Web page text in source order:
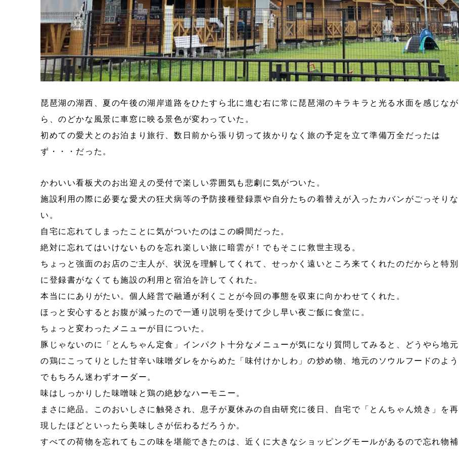
琵琶湖の湖西、夏の午後の湖岸道路をひたすら北に進む右に常に琵琶湖のキラキラと光る水面を感じなが
ら、のどかな風景に車窓に映る景色が変わっていた。
初めての愛犬とのお泊まり旅行、数日前から張り切って抜かりなく旅の予定を立て準備万全だったは
ず・・・だった。
かわいい看板犬のお出迎えの受付で楽しい雰囲気も悲劇に気がついた。
施設利用の際に必要な愛犬の狂犬病等の予防接種登録票や自分たちの着替えが入ったカバンがごっそりな
い。
自宅に忘れてしまったことに気がついたのはこの瞬間だった。
絶対に忘れてはいけないものを忘れ楽しい旅に暗雲が！でもそこに救世主現る。
ちょっと強面のお店のご主人が、状況を理解してくれて、せっかく遠いところ来てくれたのだからと特別
に登録書がなくても施設の利用と宿泊を許してくれた。
本当ににありがたい。個人経営で融通が利くことが今回の事態を収束に向かわせてくれた。
ほっと安心するとお腹が減ったので一通り説明を受けて少し早い夜ご飯に食堂に。
ちょっと変わったメニューが目についた。
豚じゃないのに「とんちゃん定食」インパクト十分なメニューが気になり質問してみると、どうやら地元
の鶏にこってりとした甘辛い味噌ダレをからめた「味付けかしわ」の炒め物、地元のソウルフードのよう
でもちろん迷わずオーダー。
味はしっかりした味噌味と鶏の絶妙なハーモニー。
まさに絶品。このおいしさに触発され、息子が夏休みの自由研究に後日、自宅で「とんちゃん焼き」を再
現したほどといったら美味しさが伝わるだろうか。
すべての荷物を忘れてもこの味を堪能できたのは、近くに大きなショッピングモールがあるので忘れ物補